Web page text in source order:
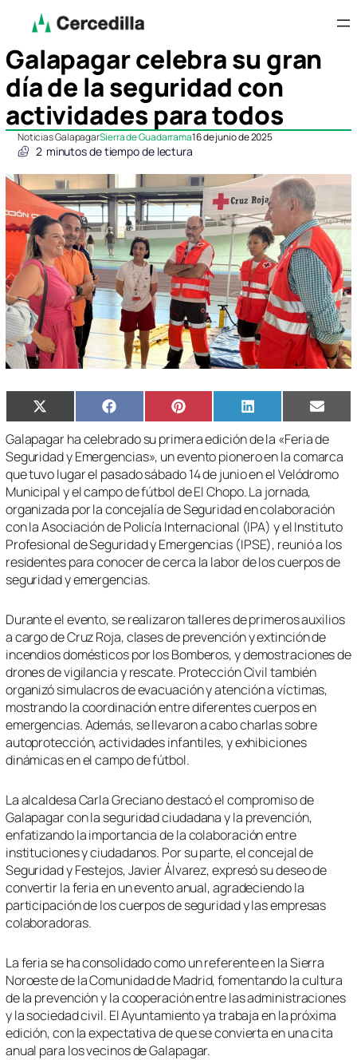
Galapagar celebra su gran
día de la seguridad con
actividades para todos
Noticias GalapagarSierra de Guadarrama16 de junio de 2025
2 minutos de tiempo de lectura
Compartir
en
X
(Twitter)
Compartir
en
Facebook Compartir
en
Pinterest Compartir
en
LinkedIn
en
Email
Galapagar ha celebrado su primera edición de la «Feria de
Seguridad y Emergencias», un evento pionero en la comarca
que tuvo lugar el pasado sábado 14 de junio en el Velódromo
Municipal y el campo de fútbol de El Chopo. La jornada,
organizada por la concejalía de Seguridad en colaboración
con la Asociación de Policía Internacional (IPA) y el Instituto
Profesional de Seguridad y Emergencias (IPSE), reunió a los
residentes para conocer de cerca la labor de los cuerpos de
seguridad y emergencias.
Durante el evento, se realizaron talleres de primeros auxilios
a cargo de Cruz Roja, clases de prevención y extinción de
incendios domésticos por los Bomberos, y demostraciones de
drones de vigilancia y rescate. Protección Civil también
organizó simulacros de evacuación y atención a víctimas,
mostrando la coordinación entre diferentes cuerpos en
emergencias. Además, se llevaron a cabo charlas sobre
autoprotección, actividades infantiles, y exhibiciones
dinámicas en el campo de fútbol.
La alcaldesa Carla Greciano destacó el compromiso de
Galapagar con la seguridad ciudadana y la prevención,
enfatizando la importancia de la colaboración entre
instituciones y ciudadanos. Por su parte, el concejal de
Seguridad y Festejos, Javier Álvarez, expresó su deseo de
convertir la feria en un evento anual, agradeciendo la
participación de los cuerpos de seguridad y las empresas
colaboradoras.
La feria se ha consolidado como un referente en la Sierra
Noroeste de la Comunidad de Madrid, fomentando la cultura
de la prevención y la cooperación entre las administraciones
y la sociedad civil. El Ayuntamiento ya trabaja en la próxima
edición, con la expectativa de que se convierta en una cita
anual para los vecinos de Galapagar.